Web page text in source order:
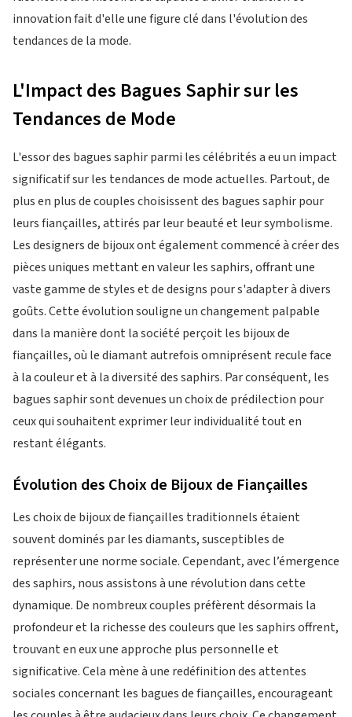
innovation fait d'elle une figure clé dans l'évolution des
tendances de la mode.
L'Impact des Bagues Saphir sur les
Tendances de Mode
L'essor des bagues saphir parmi les célébrités a eu un impact
significatif sur les tendances de mode actuelles. Partout, de
plus en plus de couples choisissent des bagues saphir pour
leurs fiançailles, attirés par leur beauté et leur symbolisme.
Les designers de bijoux ont également commencé à créer des
pièces uniques mettant en valeur les saphirs, offrant une
vaste gamme de styles et de designs pour s'adapter à divers
goûts. Cette évolution souligne un changement palpable
dans la manière dont la société perçoit les bijoux de
fiançailles, où le diamant autrefois omniprésent recule face
à la couleur et à la diversité des saphirs. Par conséquent, les
bagues saphir sont devenues un choix de prédilection pour
ceux qui souhaitent exprimer leur individualité tout en
restant élégants.
Évolution des Choix de Bijoux de Fiançailles
Les choix de bijoux de fiançailles traditionnels étaient
souvent dominés par les diamants, susceptibles de
représenter une norme sociale. Cependant, avec l’émergence
des saphirs, nous assistons à une révolution dans cette
dynamique. De nombreux couples préfèrent désormais la
profondeur et la richesse des couleurs que les saphirs offrent,
trouvant en eux une approche plus personnelle et
significative. Cela mène à une redéfinition des attentes
sociales concernant les bagues de fiançailles, encourageant